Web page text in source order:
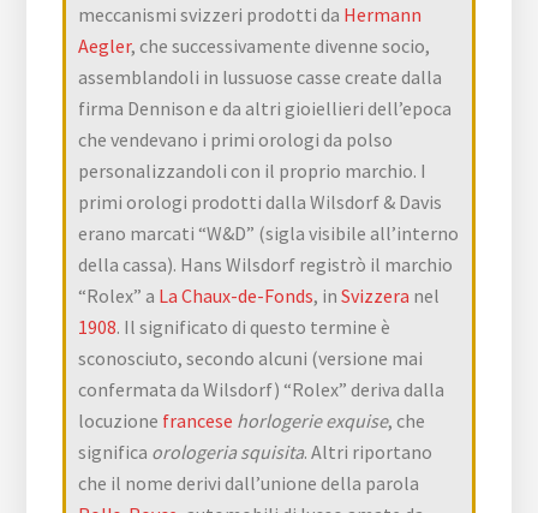
meccanismi svizzeri prodotti da Hermann
Aegler, che successivamente divenne socio,
assemblandoli in lussuose casse create dalla
firma Dennison e da altri gioiellieri dell’epoca
che vendevano i primi orologi da polso
personalizzandoli con il proprio marchio. I
primi orologi prodotti dalla Wilsdorf & Davis
erano marcati “W&D” (sigla visibile all’interno
della cassa). Hans Wilsdorf registrò il marchio
“Rolex” a La Chaux-de-Fonds, inSvizzera nel
1908. Il significato di questo termine è
sconosciuto, secondo alcuni (versione mai
confermata da Wilsdorf) “Rolex” deriva dalla
locuzione francese horlogerie exquise, che
significa orologeria squisita. Altri riportano
che il nome derivi dall’unione della parola